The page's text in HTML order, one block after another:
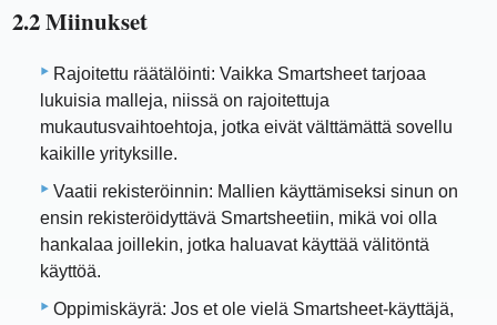
2.2 Miinukset
Rajoitettu räätälöinti: Vaikka Smartsheet tarjoaa
lukuisia malleja, niissä on rajoitettuja
mukautusvaihtoehtoja, jotka eivät välttämättä sovellu
kaikille yrityksille.
Vaatii rekisteröinnin: Mallien käyttämiseksi sinun on
ensin rekisteröidyttävä Smartsheetiin, mikä voi olla
hankalaa joillekin, jotka haluavat käyttää välitöntä
käyttöä.
Oppimiskäyrä: Jos et ole vielä Smartsheet-käyttäjä,